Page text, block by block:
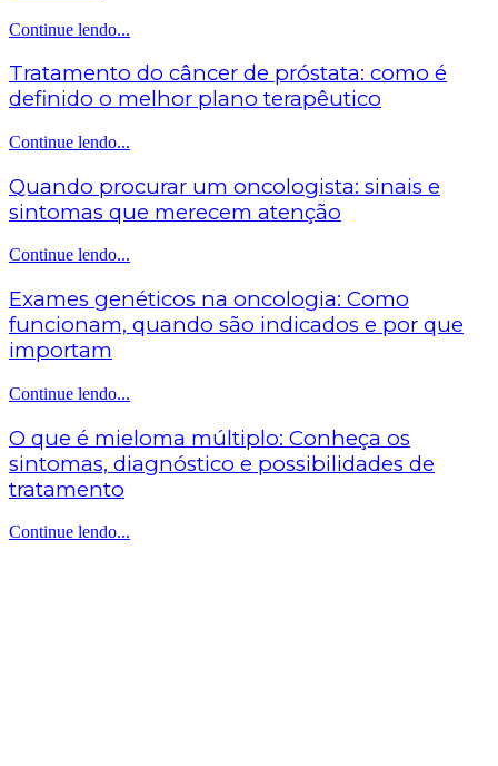
Continue lendo...
Tratamento do câncer de próstata: como é
definido o melhor plano terapêutico
Continue lendo...
Quando procurar um oncologista: sinais e
sintomas que merecem atenção
Continue lendo...
Exames genéticos na oncologia: Como
funcionam, quando são indicados e por que
importam
Continue lendo...
O que é mieloma múltiplo: Conheça os
sintomas, diagnóstico e possibilidades de
tratamento
Continue lendo...